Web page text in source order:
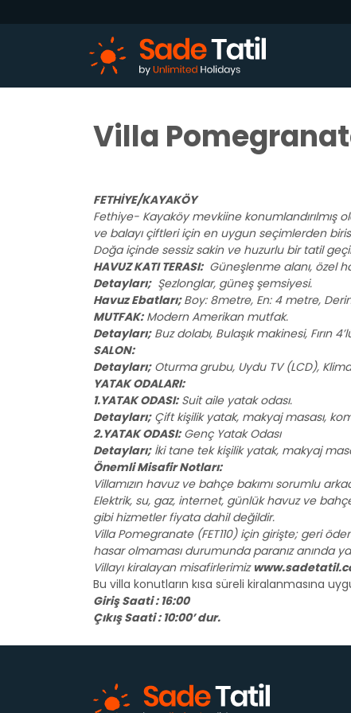
Villa
FETHİYE/KAYAKÖY
Fethiye- Kayaköy mevkiine konumlandırılmış
ve balayı çiftleri için en uygun seçimlerden
Doğa içinde sessiz sakin ve huzurlu bir tatil
HAVUZ KATI TERASI:Güneşlenme alanı, özel
Detayları;Şezlonglar, güneş şemsiyesi.
Havuz Ebatları;Boy: 8metre, En: 4 metre,
MUTFAK:Modern Amerikan mutfak.
Detayları;Buz dolabı, Bulaşık makinesi, Fırın
SALON:
Detayları;Oturma grubu, Uydu TV (LCD),
YATAK ODALARI:
1.YATAK ODASI:Suit aile yatak odası.
Detayları;Çift kişilik yatak, makyaj masası,
2.YATAK ODASI:Genç Yatak Odası
Detayları;İki tane tek kişilik yatak, makyaj
Önemli Misafir Notları:
Villamızın havuz ve bahçe bakımı sorumlu
Elektrik, su, gaz, internet, günlük havuz ve
gibi hizmetler fiyata dahil değildir.
Villa Pomegranate (FET110) için girişte; geri
hasar olmaması durumunda paranız anında
Villayı kiralayan misafirlerimiz
Bu villa konutların kısa süreli kiralanmasına
Giriş Saati : 16:00
Çıkış Saati : 10:00’ dur.